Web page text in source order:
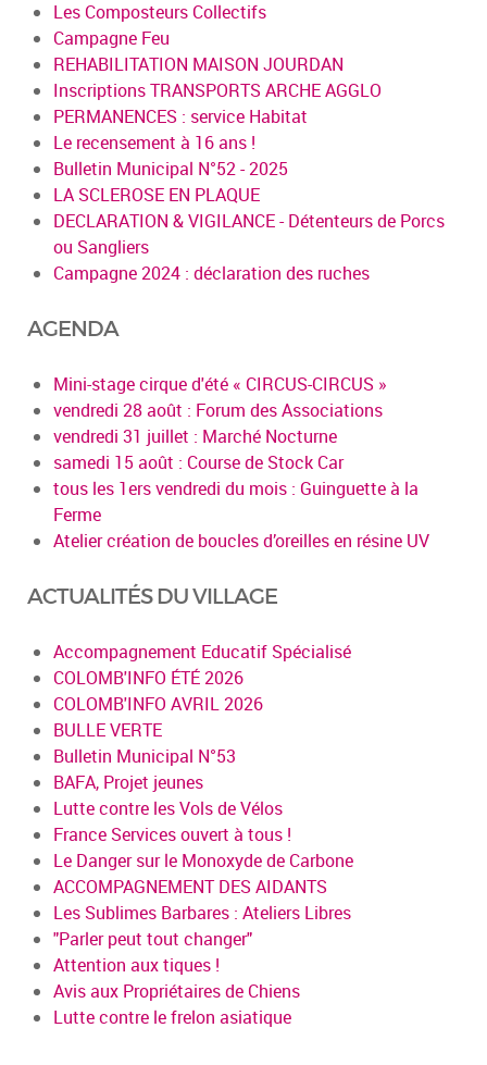
Les Composteurs Collectifs
Campagne Feu
REHABILITATION MAISON JOURDAN
Inscriptions TRANSPORTS ARCHE AGGLO
PERMANENCES : service Habitat
Le recensement à 16 ans !
Bulletin Municipal N°52 - 2025
LA SCLEROSE EN PLAQUE
DECLARATION & VIGILANCE - Détenteurs de Porcs
ou Sangliers
Campagne 2024 : déclaration des ruches
AGENDA
Mini-stage cirque d'été « CIRCUS-CIRCUS »
vendredi 28 août : Forum des Associations
vendredi 31 juillet : Marché Nocturne
samedi 15 août : Course de Stock Car
tous les 1ers vendredi du mois : Guinguette à la
Ferme
Atelier création de boucles d’oreilles en résine UV
ACTUALITÉS DU VILLAGE
Accompagnement Educatif Spécialisé
COLOMB'INFO ÉTÉ 2026
COLOMB'INFO AVRIL 2026
BULLE VERTE
Bulletin Municipal N°53
BAFA, Projet jeunes
Lutte contre les Vols de Vélos
France Services ouvert à tous !
Le Danger sur le Monoxyde de Carbone
ACCOMPAGNEMENT DES AIDANTS
Les Sublimes Barbares : Ateliers Libres
"Parler peut tout changer"
Attention aux tiques !
Avis aux Propriétaires de Chiens
Lutte contre le frelon asiatique